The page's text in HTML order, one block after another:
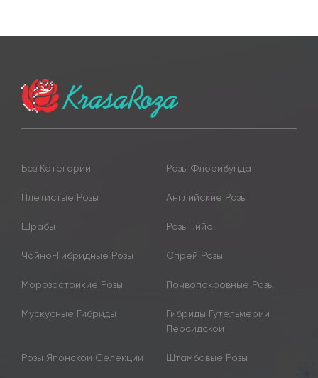
Без Категории Розы Флорибунда
Плетистые Розы Английские Розы
Шрабы Розы Гийо
Чайно-Гибридные Розы Спрей Розы
Морозостойкие Розы Почвопокровные Розы
Мускусные Гибриды
Гибриды Гутельмерии
Персидской
Розы Японской Селекции Штамбовые Розы